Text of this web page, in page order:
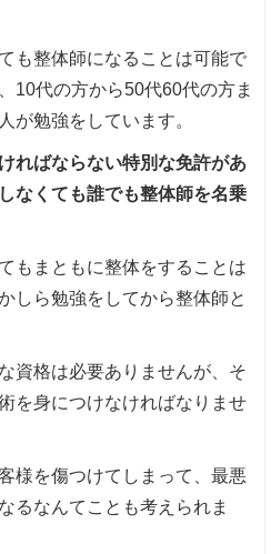
も整体師になることは可能で
10代の方から50代60代の方ま
が勉強をしています。
ればならない特別な免許があ
なくても誰でも整体師を名乗
もまともに整体をすることは
しら勉強をしてから整体師と
資格は必要ありませんが、そ
を身につけなければなりませ
様を傷つけてしまって、最悪
るなんてことも考えられま